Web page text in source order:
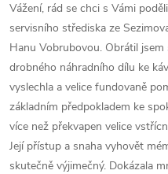
Vážení, rád se chci s Vámi
servisního střediska ze
Hanu Vobrubovou. Obrátil
drobného náhradního dílu ke
vyslechla a velice fundovaně
základním předpokladem ke
více než překvapen velice
Její přístup a snaha vyhovět
skutečně výjimečný. Dokázala